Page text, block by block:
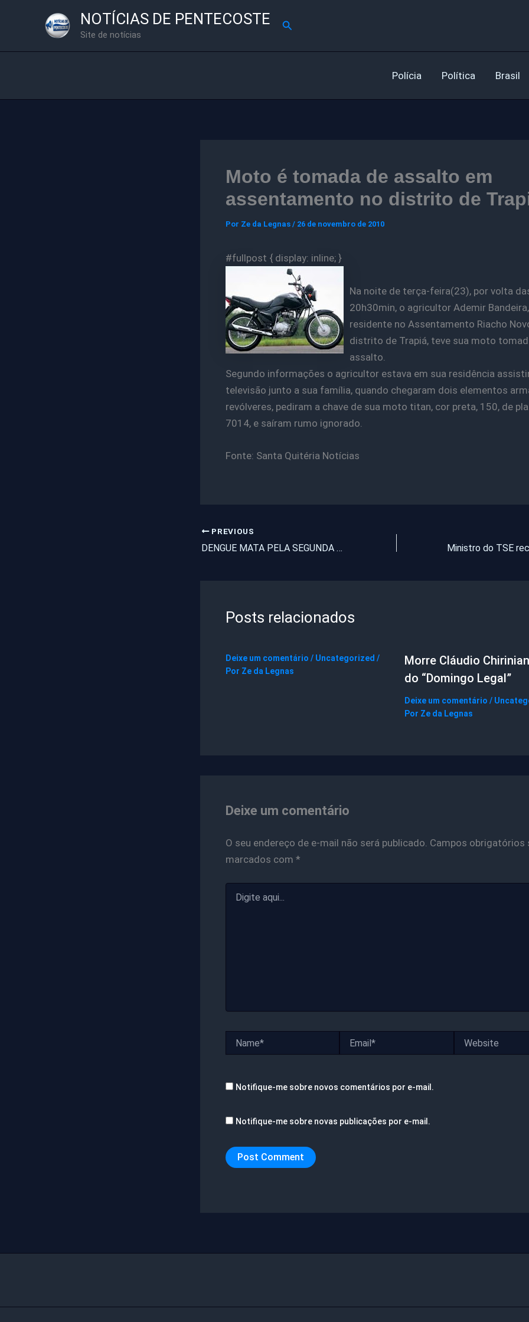
NOTÍCIAS DE PENTECOSTE
Site de notícias
Pesquisar
Polícia Política Brasil
Moto é tomada de assalto em
assentamento no distrito de
Por Ze da Legnas / 26 de novembro de 2010
#fullpost { display: inline; }
Na noite de terça-feira(23), por volta
20h30min, o agricultor Ademir Bandeira,
residente no Assentamento Riacho
distrito de Trapiá, teve sua moto
assalto.
Segundo informações o agricultor estava em sua residência
televisão junto a sua família, quando chegaram dois elementos
revólveres, pediram a chave de sua moto titan, cor preta, 150, de
7014, e saíram rumo ignorado.
Fonte: Santa Quitéria Notícias
PREVIOUS
DENGUE MATA PELA SEGUNDA VEZ ESTE ANO EM PENTECOSTE
Posts relacionados
Deixe um comentário / Uncategorized /
Por Ze da Legnas
Morre Cláudio
do “Domingo Legal”
Deixe um comentário /
Por Ze da Legnas
Deixe um comentário
O seu endereço de e-mail não será publicado. Campos obrigatórios
marcados com *
aqui...
Notifique-me sobre novos comentários por e-mail.
Notifique-me sobre novas publicações por e-mail.